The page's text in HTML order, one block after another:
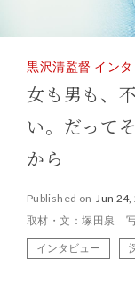
黒沢清監督 イン
女も男も、
い。だって
から
Published on Jun 24,
取材・文：塚田泉
インタビュー